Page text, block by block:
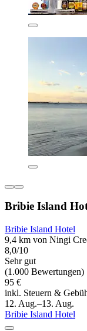
Bribie Island
Bribie Island Hotel
9,4 km von Ningi
8,0/10
Sehr gut
(1.000 Bewertungen)
95 €
inkl. Steuern &
12. Aug.–13. Aug.
Bribie Island Hotel